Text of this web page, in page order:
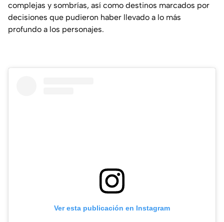
complejas y sombrías, así como destinos marcados por
decisiones que pudieron haber llevado a lo más
profundo a los personajes.
Ver esta publicación en Instagram